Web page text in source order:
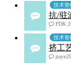
技术资
抗/驻
FDK
技术资
挤工